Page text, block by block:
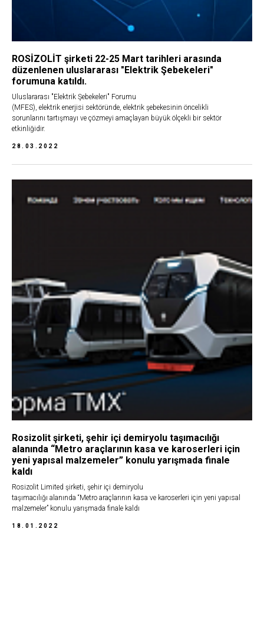
ROSİZOLİT şirketi 22-25 Mart tarihleri arasında
düzenlenen uluslararası "Elektrik Şebekeleri"
forumuna katıldı.
Uluslararası "Elektrik Şebekeleri" Forumu
(MFES), elektrik enerjisi sektöründe, elektrik şebekesinin öncelikli
sorunlarını tartışmayı ve çözmeyi amaçlayan büyük ölçekli bir sektör
etkinliğidir.
28.03.2022
Rosizolit şirketi, şehir içi demiryolu taşımacılığı
alanında “Metro araçlarının kasa ve karoserleri için
yeni yapısal malzemeler” konulu yarışmada finale
kaldı
Rosizolit Limited şirketi, şehir içi demiryolu
taşımacılığı alanında “Metro araçlarının kasa ve karoserleri için yeni yapısal
malzemeler” konulu yarışmada finale kaldı
18.01.2022